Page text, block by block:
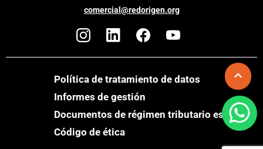
comercial@redorigen.org
Política de tratamiento de datos
Informes de gestión
Documentos de régimen tributario especial
Código de ética